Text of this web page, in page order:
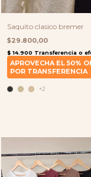
Saquito clasico bremer
$29.800,00
+2